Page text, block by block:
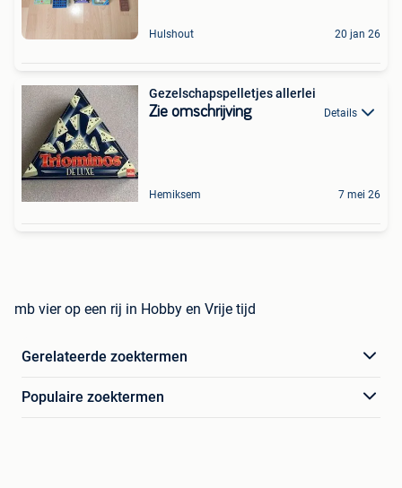
Hulshout 20 jan 26
Gezelschapspelletjes allerlei
Zie omschrijving Details
Hemiksem 7 mei 26
mb vier op een rij in Hobby en Vrije tijd
Gerelateerde zoektermen
Populaire zoektermen